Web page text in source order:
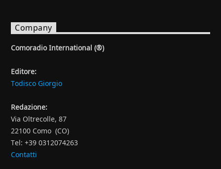
Company
Comoradio International (®)
Editore:
Todisco Giorgio
Redazione:
Via Oltrecolle, 87
22100 Como (CO)
Tel: +39 0312074263
Contatti